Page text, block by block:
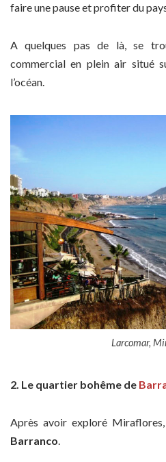
faire une pause et profiter du
A quelques pas de là, se
commercial en plein air situé
l’océan.
Larcomar,
2. Le quartier bohême de
Après avoir exploré
Barranco